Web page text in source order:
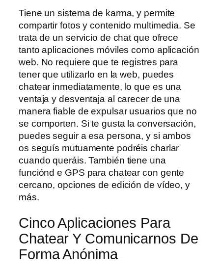
Tiene un sistema de karma, y permite
compartir fotos y contenido multimedia. Se
trata de un servicio de chat que ofrece
tanto aplicaciones móviles como aplicación
web. No requiere que te registres para
tener que utilizarlo en la web, puedes
chatear inmediatamente, lo que es una
ventaja y desventaja al carecer de una
manera fiable de expulsar usuarios que no
se comporten. Si te gusta la conversación,
puedes seguir a esa persona, y si ambos
os seguís mutuamente podréis charlar
cuando queráis. También tiene una
funciónd e GPS para chatear con gente
cercano, opciones de edición de vídeo, y
más.
Cinco Aplicaciones Para
Chatear Y Comunicarnos De
Forma Anónima